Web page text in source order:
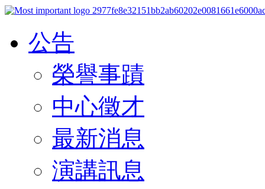
公告
榮譽事蹟
中心徵才
最新消息
演講訊息